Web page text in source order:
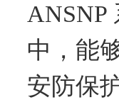
ANSNP
中，能
安防保